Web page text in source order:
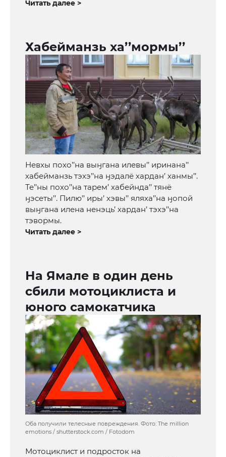
Читать далее >
Хабейманзь ха’’мормы’’
Невхы похо’’на выӈгана илевы’’ иринана’’
хабейманзь тэхэ’’на ӈэдалё хардан’ ханмы’’.
Те’’ны похо’’на тарем’ хабейнда’’ тянё
ӈэсеты’’. Пилю’’ иры’ хэвы’’ яляха’’на ӈопой
выӈгана илена ненэць’ хардан’ тэхэ’’на
тэвормы.
Читать далее >
На Ямале в один день
сбили мотоциклиста и
юного самокатчика
Оба получили телесные повреждения. Фото: The million
emotions / shutterstock.com / Fotodom
Мотоциклист и подросток на